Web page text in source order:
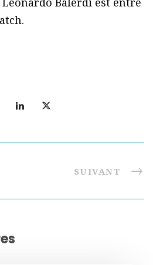
SUIVANT